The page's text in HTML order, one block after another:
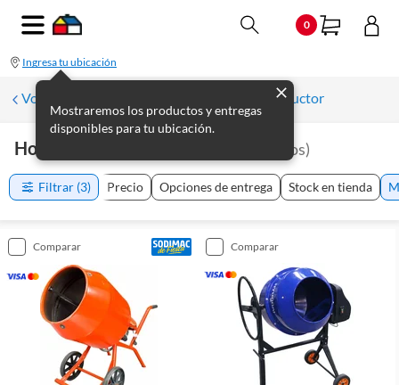
0
Ingresa tu ubicación
Mostraremos los productos y entregas
disponibles para tu ubicación.
Volver a Maquinarias y herramientas Constructor
Hormigoneras Y Trompos productos)
Filtrar (3) Precio Opciones de entrega Stock en tienda
comparar comparar